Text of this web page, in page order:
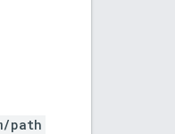
path